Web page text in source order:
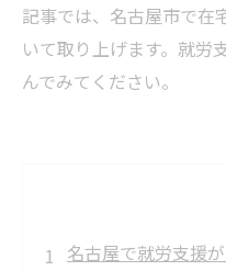
記事では、名古屋市で在
いて取り上げます。就労
んでみてください。
名古屋で就労支援が